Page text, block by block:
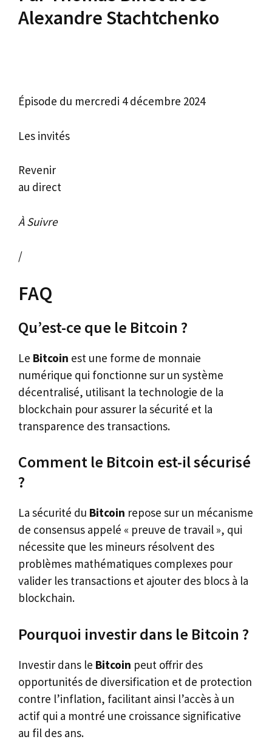
Alexandre Stachtchenko
Épisode du mercredi 4 décembre 2024
Les invités
Revenir
au direct
À Suivre
/
FAQ
Qu’est-ce que le Bitcoin ?
Le Bitcoin est une forme de monnaie
numérique qui fonctionne sur un système
décentralisé, utilisant la technologie de la
blockchain pour assurer la sécurité et la
transparence des transactions.
Comment le Bitcoin est-il sécurisé
?
La sécurité du Bitcoin repose sur un mécanisme
de consensus appelé « preuve de travail », qui
nécessite que les mineurs résolvent des
problèmes mathématiques complexes pour
valider les transactions et ajouter des blocs à la
blockchain.
Pourquoi investir dans le Bitcoin ?
Investir dans le Bitcoin peut offrir des
opportunités de diversification et de protection
contre l’inflation, facilitant ainsi l’accès à un
actif qui a montré une croissance significative
au fil des ans.